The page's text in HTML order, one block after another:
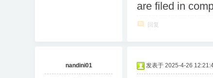
are filed in
回复
nandini01 发表于 2025-4-26